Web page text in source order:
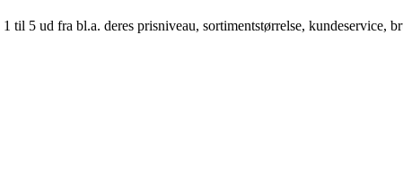
til 5 ud fra bl.a. deres prisniveau, sortimentstørrelse, kundeservice,